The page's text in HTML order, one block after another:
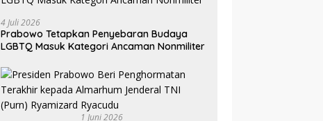
4 Juli 2026
Prabowo Tetapkan Penyebaran Budaya
LGBTQ Masuk Kategori Ancaman Nonmiliter
1 Juni 2026